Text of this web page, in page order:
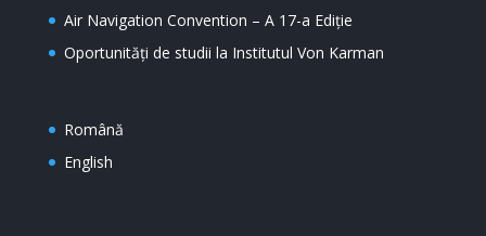
Air Navigation Convention – A 17-a Ediție
Oportunități de studii la Institutul Von Karman
Română
English